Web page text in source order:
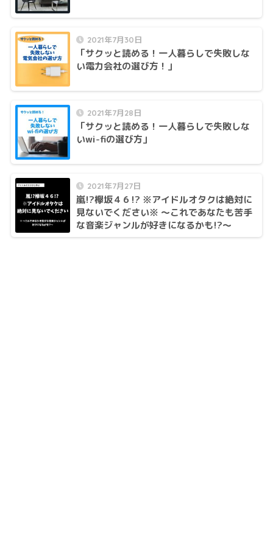
2021年7月30日
「サクッと読める！一人暮らしで失敗しな
い電力会社の選び方！」
2021年7月28日
「サクッと読める！一人暮らしで失敗しな
いwi-fiの選び方」
2021年7月27日
嵐!?欅坂４６!? ※アイドルオタクは絶対に
見ないでください※ ～これであなたも苦手
な音楽ジャンルが好きになるかも!?～